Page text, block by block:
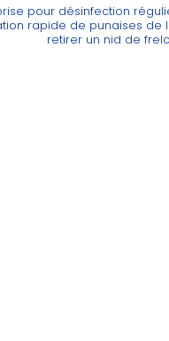
pour désinfection
rapide de punaises de
retirer un nid de